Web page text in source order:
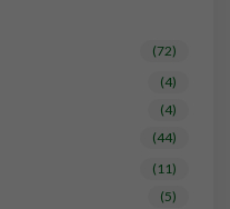
(72)
(4)
(4)
(44)
(11)
(5)